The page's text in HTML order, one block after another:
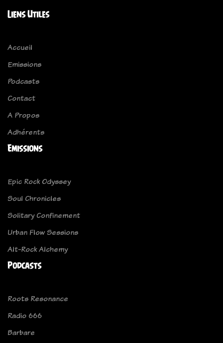
Liens Utiles
Accueil
Emissions
Podcasts
Contact
A Propos
Adhérents
Emissions
Epic Rock Odyssey
Soul Chronicles
Solitary Confinement
Urban Flow Sessions
Alt-Rock Alchemy
Podcasts
Roots Resonance
Radio 666
Barbare